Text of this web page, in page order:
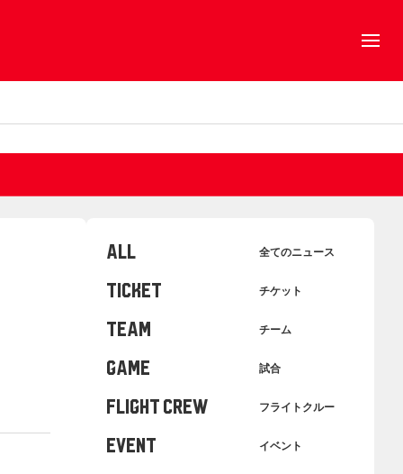
ALL 全てのニュース
TICKET チケット
TEAM チーム
GAME 試合
FLIGHT CREW フライトクルー
EVENT イベント